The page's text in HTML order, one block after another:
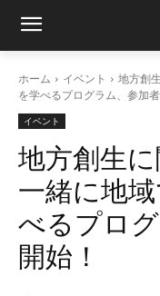
ホーム イベント
地方創
を学べるプログラム、参加
イベント
地方創生
一緒に地
べるプロ
開始！